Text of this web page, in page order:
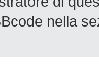
nella